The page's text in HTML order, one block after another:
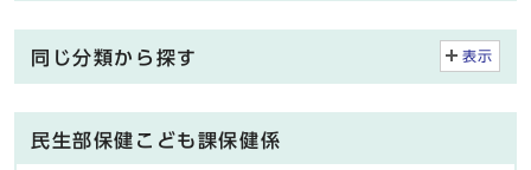
同じ分類から探す 表示
民生部保健こども課保健係